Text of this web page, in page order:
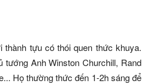
tựu có thói quen thức khuya.
Anh Winston Churchill, Rand
Họ thường thức đến 1-2h sáng để